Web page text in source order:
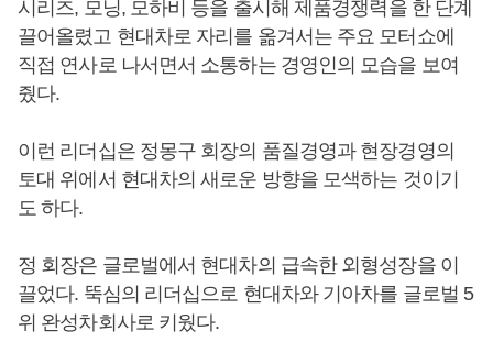
시리즈, 모닝, 모하비 등을 출시해 제품경쟁력을 한 단계
끌어올렸고 현대차로 자리를 옮겨서는 주요 모터쇼에
직접 연사로 나서면서 소통하는 경영인의 모습을 보여
줬다.
이런 리더십은 정몽구 회장의 품질경영과 현장경영의
토대 위에서 현대차의 새로운 방향을 모색하는 것이기
도 하다.
정 회장은 글로벌에서 현대차의 급속한 외형성장을 이
끌었다. 뚝심의 리더십으로 현대차와 기아차를 글로벌 5
위 완성차회사로 키웠다.